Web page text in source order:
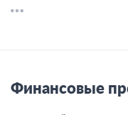
Финансовые